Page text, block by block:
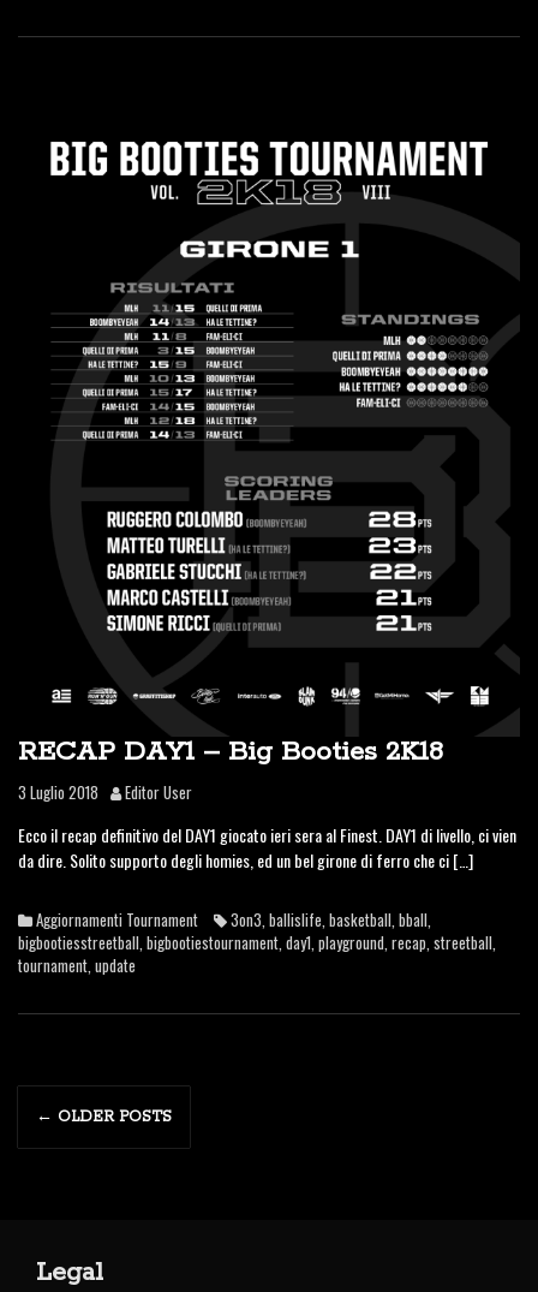
RECAP DAY1 – Big Booties 2K18
3 Luglio 2018 Editor User
Ecco il recap definitivo del DAY1 giocato ieri sera al Finest. DAY1 di livello, ci vien
da dire. Solito supporto degli homies, ed un bel girone di ferro che ci […]
Aggiornamenti Tournament 3on3 ballislife basketball bball
bigbootiesstreetball bigbootiestournament day1 playground recap streetball
tournament update
P
o
← OLDER POSTS
Legal